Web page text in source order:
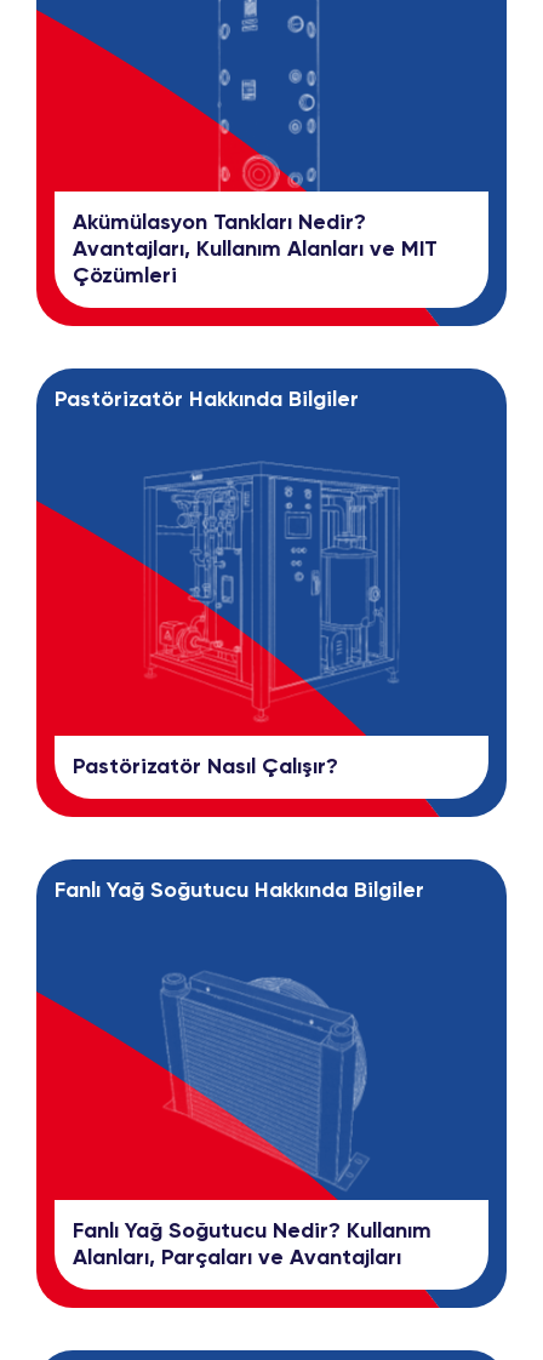
Akümülasyon Tankları Nedir?
Avantajları, Kullanım Alanları ve MIT
Çözümleri
Pastörizatör Hakkında Bilgiler
Pastörizatör Nasıl Çalışır?
Fanlı Yağ Soğutucu Hakkında Bilgiler
Fanlı Yağ Soğutucu Nedir? Kullanım
Alanları, Parçaları ve Avantajları